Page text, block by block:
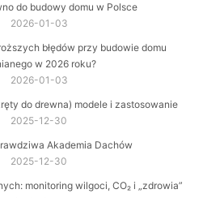
do budowy domu w Polsce
2026-01-03
błędów przy budowie domu
w 2026 roku?
2026-01-03
do drewna) modele i zastosowanie
2025-12-30
Akademia Dachów
2025-12-30
monitoring wilgoci, CO₂ i „zdrowia”